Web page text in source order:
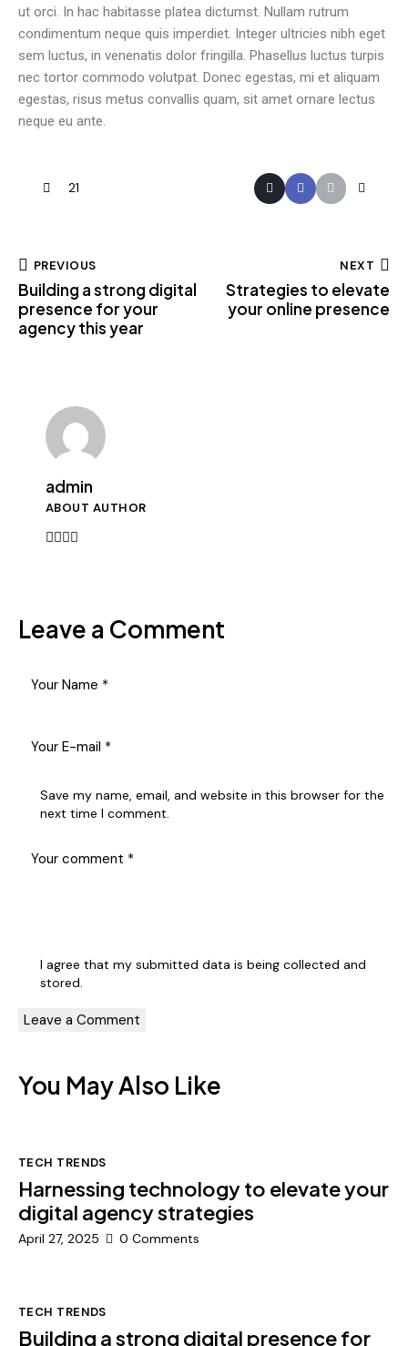
ut orci. In hac habitasse platea dictumst. Nullam rutrum
condimentum neque quis imperdiet. Integer ultricies nibh eget
sem luctus, in venenatis dolor fringilla. Phasellus luctus turpis
nec tortor commodo volutpat. Donec egestas, mi et aliquam
egestas, risus metus convallis quam, sit amet ornare lectus
neque eu ante.
21
PREVIOUS
Building a strong digital
presence for your
agency this year
NEXT
Strategies to elevate
your online presence
admin
ABOUT AUTHOR
Leave a Comment
Save my name, email, and website in this browser for the
next time I comment.
I agree that my submitted data is being collected and
stored.
You May Also Like
TECH TRENDS
Harnessing technology to elevate your
digital agency strategies
April 27, 2025 0 Comments
TECH TRENDS
Building a strong digital presence for